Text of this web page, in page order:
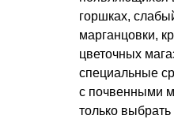
горшках,
марганцовки,
цветочных
специальные
с почвенными
только